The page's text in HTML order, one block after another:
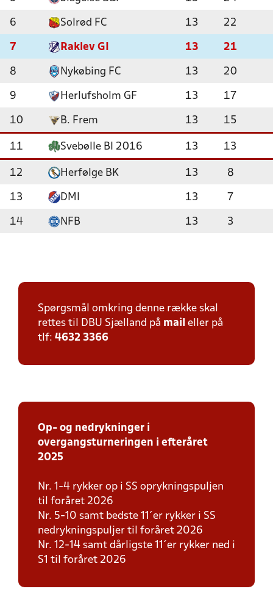
6 Solrød FC 13 22
7 Raklev GI 13 21
8 Nykøbing FC 13 20
9 Herlufsholm GF 13 17
10 B. Frem 13 15
11 Svebølle BI 2016 13 13
12 Herfølge BK 13 8
13 DMI 13 7
14 NFB 13 3
Spørgsmål omkring denne række skal
rettes til DBU Sjælland på mail eller på
tlf: 4632 3366
Op- og nedrykninger i
overgangsturneringen i efteråret
2025
Nr. 1-4 rykker op i SS oprykningspuljen
til foråret 2026
Nr. 5-10 samt bedste 11´er rykker i SS
nedrykningspuljer til foråret 2026
Nr. 12-14 samt dårligste 11´er rykker ned i
S1 til foråret 2026